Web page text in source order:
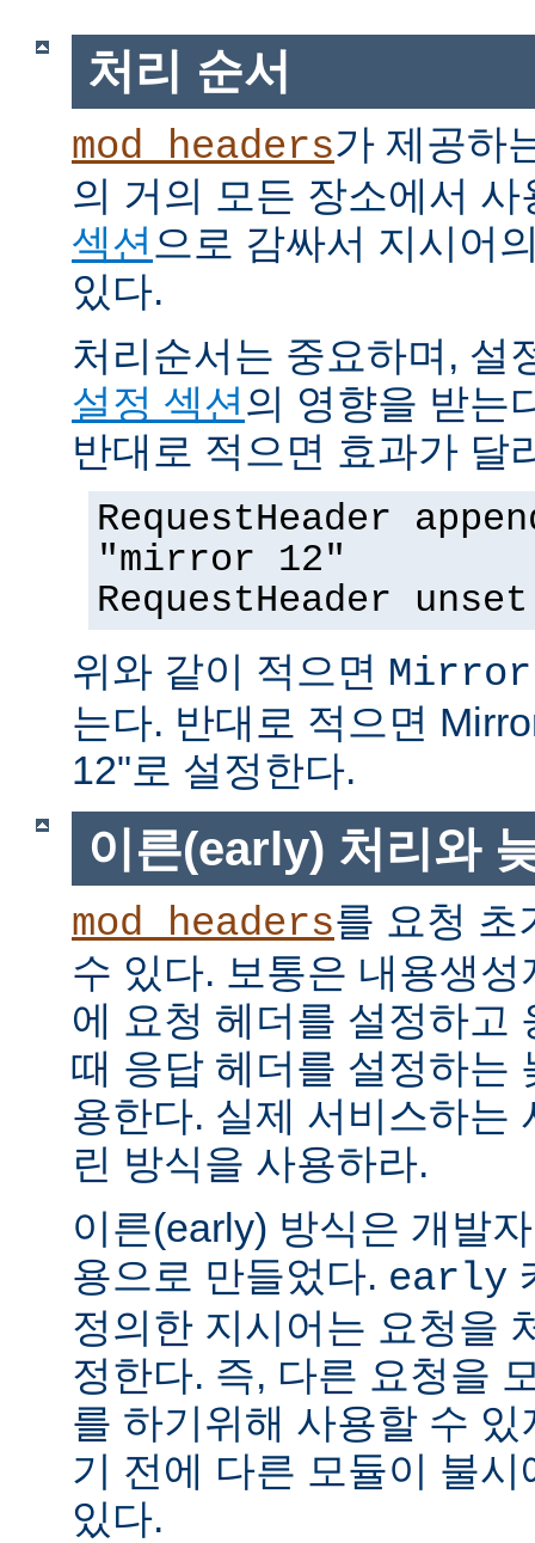
처리 순서
mod_headers가 제공하
의 거의 모든 장소에서
섹션으로 감싸서 지시어
있다.
처리순서는 중요하며, 설
설정 섹션의 영향을 받는
반대로 적으면 효과가 달
RequestHeader
"mirror 12"
RequestHeader
위와 같이 적으면
는다. 반대로 적으면
12"로 설정한다.
이른(early) 처리와
mod_headers를 요청 초
수 있다. 보통은 내용생
에 요청 헤더를 설정하고
때 응답 헤더를 설정하는
용한다. 실제 서비스하는
린 방식을 사용하라.
이른(early) 방식은 개발
용으로 만들었다. early
정의한 지시어는 요청을
정한다. 즉, 다른 요청을
를 하기위해 사용할 수
기 전에 다른 모듈이 불
있다.